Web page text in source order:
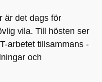
är det dags för
vila. Till hösten ser
arbetet tillsammans -
och